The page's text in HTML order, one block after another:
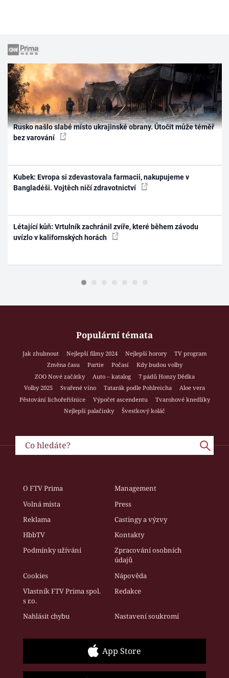
Rusko našlo slabé místo ukrajinské obrany. Útočit může téměř
bez varování
Kubek: Evropa si zdevastovala farmacii, nakupujeme v
Bangladéši. Vojtěch ničí zdravotnictví
Létající kůň: Vrtulník zachránil zvíře, které během závodu
uvízlo v kalifornských horách
Populární témata
Jak zhubnout Nejlepší filmy 2024 Nejlepší horory
TV program
Změna času
Partie Počasí
Kdy budou volby
ZOO Nové začátky
Auto – katalog
7 pádů Honzy Dědka
Volby 2025
Svařené víno Tatarák podle Pohlreicha
Aloe vera
Pěstování lichořeřišnice
Výpočet ascendentu
Tvarohové knedlíky
Nejlepší palačinky
Švestkový koláč
O FTV Prima
Management
Volná místa
Press
Reklama
Castingy a výzvy
HbbTV
Kontakty
Podmínky užívání
Zpracování osobních
údajů
Cookies
Nápověda
Vlastník FTV Prima spol.
s r.o.
Redakce
Nahlásit chybu Nastavení soukromí
App Store